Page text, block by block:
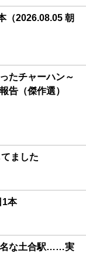
（2026.08.05 朝
たチャーハン～
告（傑作選）
ました
1本
名な土合駅……実